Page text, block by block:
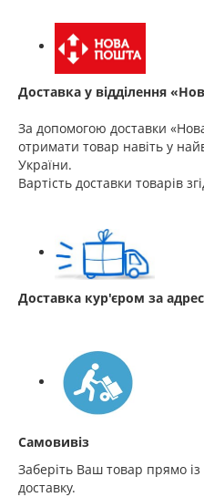
Доставка у відділення
За допомогою доставки
отримати товар навіть у
України.
Вартість доставки товарів
Доставка кур'єром за
Самовивіз
Заберіть Ваш товар прямо
доставку.